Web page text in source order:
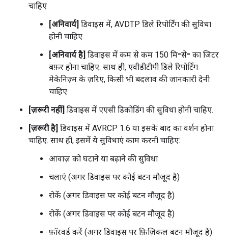
चाहिए
[अनिवार्य] डिवाइस में, AVDTP डिले रिपोर्टिंग की सुविधा
होनी चाहिए.
[अनिवार्य है] डिवाइस में कम से कम 150 मि॰से॰ का जिटर
बफ़र होना चाहिए. साथ ही, एवीडीटीपी डिले रिपोर्टिंग
मेकेनिज़्म के ज़रिए, किसी भी बदलाव की जानकारी देनी
चाहिए.
[ज़रूरी नहीं] डिवाइस में एएसी डिकोडिंग की सुविधा होनी चाहिए.
[ज़रूरी है] डिवाइस में AVRCP 1.6 या इसके बाद का वर्शन होना
चाहिए. साथ ही, इसमें ये सुविधाएं काम करनी चाहिए:
आवाज़ को घटाने या बढ़ाने की सुविधा
चलाएं (अगर डिवाइस पर कोई बटन मौजूद है)
रोकें (अगर डिवाइस पर कोई बटन मौजूद है)
रोकें (अगर डिवाइस पर कोई बटन मौजूद है)
फ़ॉरवर्ड करें (अगर डिवाइस पर फ़िज़िकल बटन मौजूद है)